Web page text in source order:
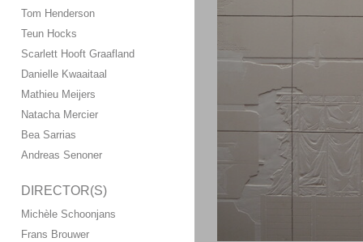
Tom Henderson
Teun Hocks
Scarlett Hooft Graafland
Danielle Kwaaitaal
Mathieu Meijers
Natacha Mercier
Bea Sarrias
Andreas Senoner
DIRECTOR(S)
Michèle Schoonjans
Frans Brouwer